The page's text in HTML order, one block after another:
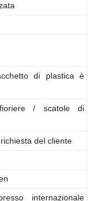
di plastica è
/ scatole di
del cliente
internazionale